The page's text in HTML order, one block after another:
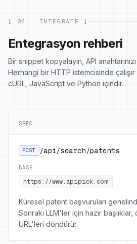
[ 02 · INTEGRATE ]
Entegrasyon rehberi
Bir snippet kopyalayın, API
Herhangi bir HTTP istemcisinde
cURL, JavaScript ve Python içindir.
SPEC
POST /api/search/patents
BASE
https://www.apipick.com
Küresel patent başvuruları
Sonraki LLM'ler için hazır
URL'leri döndürür.